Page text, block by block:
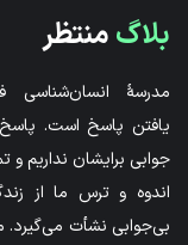
بلاگمنتظر
مدرسۀ انسان‌شناسی
یافتن پاسخ است. پاسخ
جوابی برایشان نداریم و
اندوه و ترس ما از
بی‌جوابی نشأت می‌گیرد.